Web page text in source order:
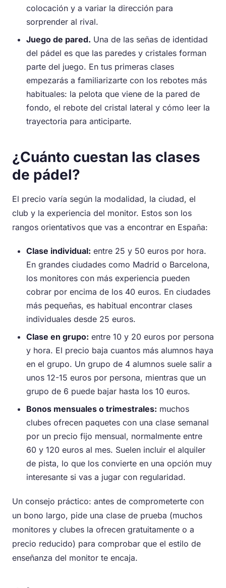
colocación y a variar la dirección para
sorprender al rival.
Juego de pared. Una de las señas de identidad
del pádel es que las paredes y cristales forman
parte del juego. En tus primeras clases
empezarás a familiarizarte con los rebotes más
habituales: la pelota que viene de la pared de
fondo, el rebote del cristal lateral y cómo leer la
trayectoria para anticiparte.
¿Cuánto cuestan las clases
de pádel?
El precio varía según la modalidad, la ciudad, el
club y la experiencia del monitor. Estos son los
rangos orientativos que vas a encontrar en España:
Clase individual: entre 25 y 50 euros por hora.
En grandes ciudades como Madrid o Barcelona,
los monitores con más experiencia pueden
cobrar por encima de los 40 euros. En ciudades
más pequeñas, es habitual encontrar clases
individuales desde 25 euros.
Clase en grupo: entre 10 y 20 euros por persona
y hora. El precio baja cuantos más alumnos haya
en el grupo. Un grupo de 4 alumnos suele salir a
unos 12-15 euros por persona, mientras que un
grupo de 6 puede bajar hasta los 10 euros.
Bonos mensuales o trimestrales: muchos
clubes ofrecen paquetes con una clase semanal
por un precio fijo mensual, normalmente entre
60 y 120 euros al mes. Suelen incluir el alquiler
de pista, lo que los convierte en una opción muy
interesante si vas a jugar con regularidad.
Un consejo práctico: antes de comprometerte con
un bono largo, pide una clase de prueba (muchos
monitores y clubes la ofrecen gratuitamente o a
precio reducido) para comprobar que el estilo de
enseñanza del monitor te encaja.